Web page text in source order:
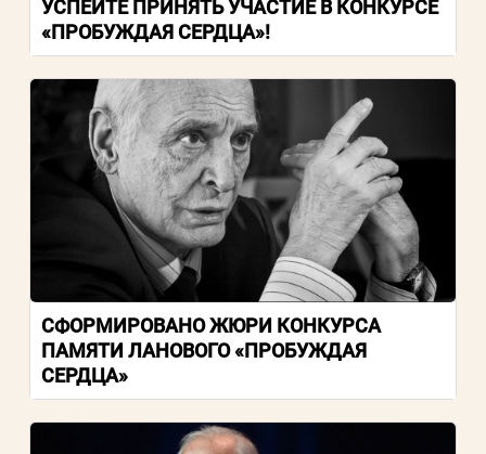
УСПЕЙТЕ ПРИНЯТЬ УЧАСТИЕ В КОНКУРСЕ
«ПРОБУЖДАЯ СЕРДЦА»!
СФОРМИРОВАНО ЖЮРИ КОНКУРСА
ПАМЯТИ ЛАНОВОГО «ПРОБУЖДАЯ
СЕРДЦА»